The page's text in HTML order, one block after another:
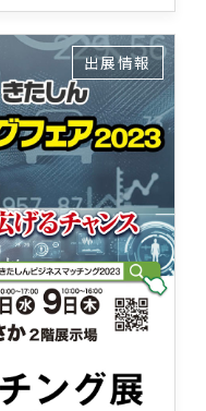
出展情報